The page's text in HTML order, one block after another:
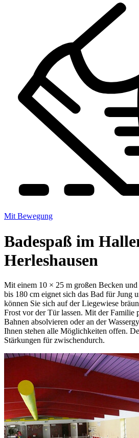
Mit Bewegung
Badespaß im
Herleshausen
Mit einem 10 × 25 m großen Becken
bis 180 cm eignet sich das Bad für Jung
können Sie sich auf der Liegewiese
Frost vor der Tür lassen. Mit der Familie
Bahnen absolvieren oder an der
Ihnen stehen alle Möglichkeiten offen.
Stärkungen für zwischendurch.